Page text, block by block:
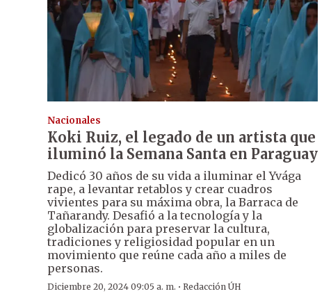
Nacionales
Koki Ruiz, el legado de un artista que
iluminó la Semana Santa en Paraguay
Dedicó 30 años de su vida a iluminar el Yvága
rape, a levantar retablos y crear cuadros
vivientes para su máxima obra, la Barraca de
Tañarandy. Desafió a la tecnología y la
globalización para preservar la cultura,
tradiciones y religiosidad popular en un
movimiento que reúne cada año a miles de
personas.
Diciembre 20, 2024 09:05 a. m. · Redacción ÚH